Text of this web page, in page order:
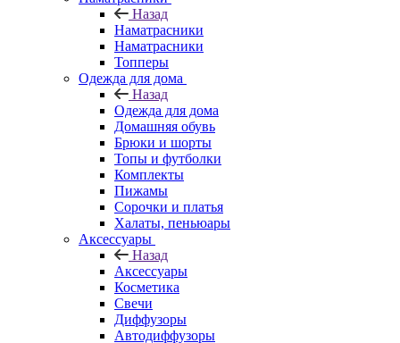
Назад
Наматрасники
Наматрасники
Топперы
Одежда для дома
Назад
Одежда для дома
Домашняя обувь
Брюки и шорты
Топы и футболки
Комплекты
Пижамы
Сорочки и платья
Халаты, пеньюары
Аксессуары
Назад
Аксессуары
Косметика
Свечи
Диффузоры
Автодиффузоры